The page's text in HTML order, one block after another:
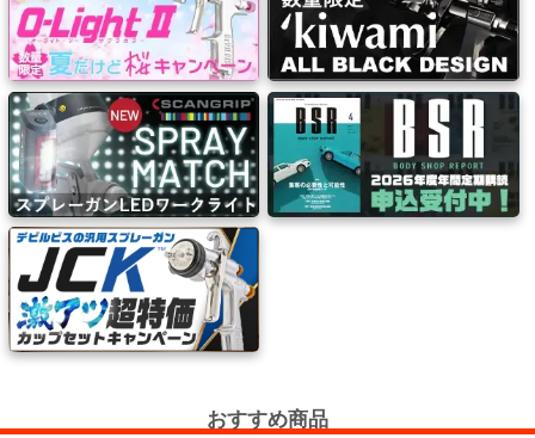
ー
ケ
ア
用
品
カ
ッ
テ
ィ
ン
グ
おすすめ商品